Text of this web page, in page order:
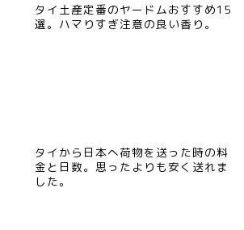
タイ土産定番のヤードムおすすめ15
選。ハマりすぎ注意の良い香り。
タイから日本へ荷物を送った時の料
金と日数。思ったよりも安く送れま
した。